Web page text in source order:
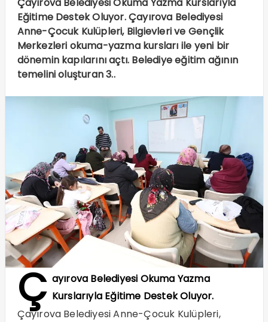
Eğitime Destek Oluyor. Çayırova Belediyesi
Anne-Çocuk Kulüpleri, Bilgievleri ve Gençlik
Merkezleri okuma-yazma kursları ile yeni bir
dönemin kapılarını açtı. Belediye eğitim ağının
temelini oluşturan 3..
Ç ayırova Belediyesi Okuma Yazma
Kurslarıyla Eğitime Destek Oluyor.
Çayırova Belediyesi Anne-Çocuk Kulüpleri,